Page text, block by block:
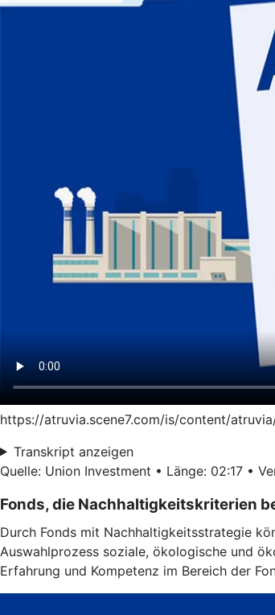
https://atruvia.scene7.com/is/content/
Transkript anzeigen
Quelle: Union Investment • Länge: 02:17 •
Fonds, die Nachhaltigkeitskriterien
Durch Fonds mit Nachhaltigkeitsstrategie
Auswahlprozess soziale, ökologische und
Erfahrung und Kompetenz im Bereich der